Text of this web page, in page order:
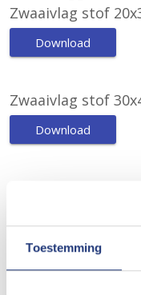
Toestemming
Zwaaivlag stof
Download
Zwaaivlag stof
Download
Zwaaivlag stof